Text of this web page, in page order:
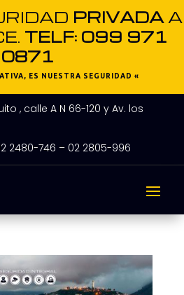
PRIVADAA
TELF: 099 971
0871
ES NUESTRA SEGURIDAD «
, calle A N 66-120 y Av. los
2480-746 – 02 2805-996